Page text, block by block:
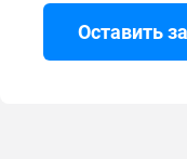
Оставить